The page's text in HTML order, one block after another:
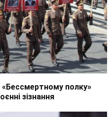
«Бессмертному полку»
зізнання